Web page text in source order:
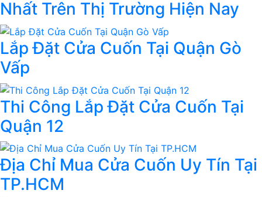
Nhất Trên Thị Trường Hiện Nay
Lắp Đặt Cửa Cuốn Tại Quận Gò
Vấp
Thi Công Lắp Đặt Cửa Cuốn Tại
Quận 12
Địa Chỉ Mua Cửa Cuốn Uy Tín Tại
TP.HCM